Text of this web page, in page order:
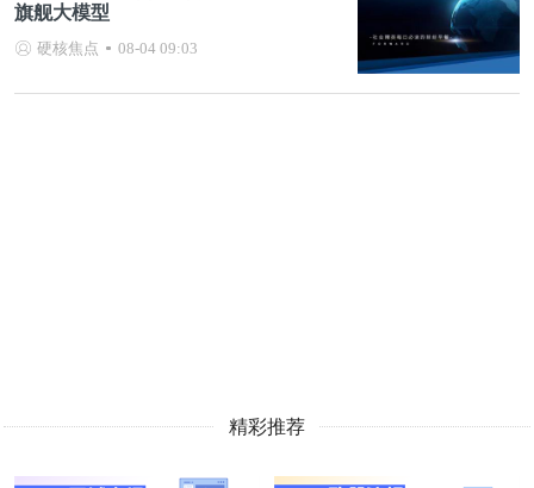
旗舰大模型
硬核焦点 08-04 09:03
精彩推荐